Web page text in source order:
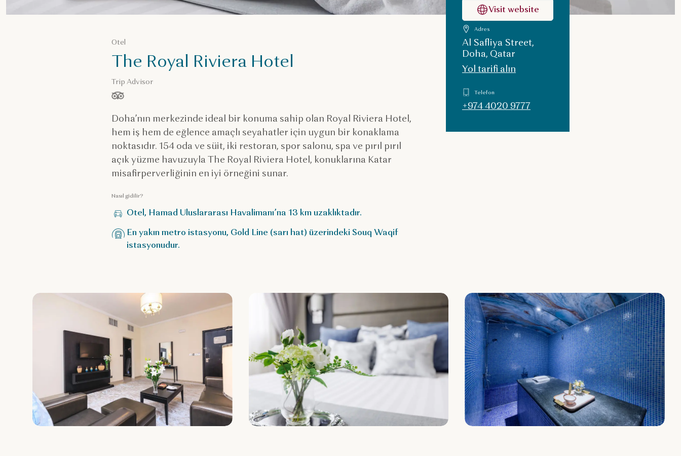
Otel
The Royal Riviera Hotel
Trip Advisor
/ 5 yıldız, ölçüt:
Doha’nın merkezinde ideal bir konuma sahip olan Royal Riviera Hotel,
hem iş hem de eğlence amaçlı seyahatler için uygun bir konaklama
noktasıdır. 154 oda ve süit, iki restoran, spor salonu, spa ve pırıl pırıl
açık yüzme havuzuyla The Royal Riviera Hotel, konuklarına Katar
misafirperverliğinin en iyi örneğini sunar.
Nasıl gidilir?
Otel, Hamad Uluslararası Havalimanı’na 13 km uzaklıktadır.
En yakın metro istasyonu, Gold Line (sarı hat) üzerindeki Souq Waqif
istasyonudur.
Visit website
Adres
Al Safliya Street,
Doha, Qatar
Yol tarifi alın
Telefon
+974 4020 9777